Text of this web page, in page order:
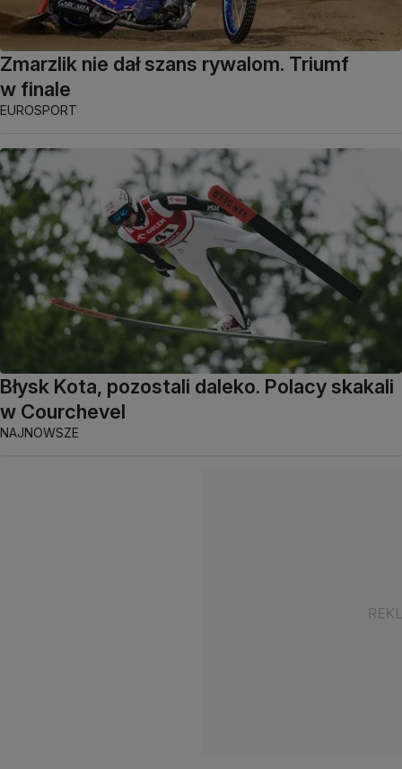
Zmarzlik nie dał szans rywalom. Triumf
w finale
EUROSPORT
Błysk Kota, pozostali daleko. Polacy skakali
w Courchevel
NAJNOWSZE